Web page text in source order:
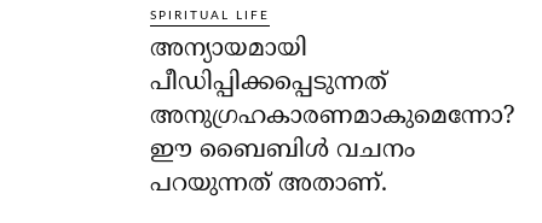
SPIRITUAL LIFE
അന്യായമായി
പീഡിപ്പിക്കപ്പെടുന്നത്
അനുഗ്രഹകാരണമാകുമെന്നോ?
ഈ ബൈബിള്‍ വചനം
പറയുന്നത് അതാണ്.